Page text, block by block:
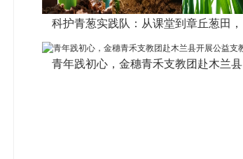
科护青葱实践队：从课堂到章丘葱田，
青年践初心，金穗青禾支教团赴木兰县